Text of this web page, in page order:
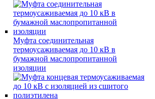
Муфта соединительная
термоусаживаемая до 10 кВ в
бумажной маслопропитанной
изоляции